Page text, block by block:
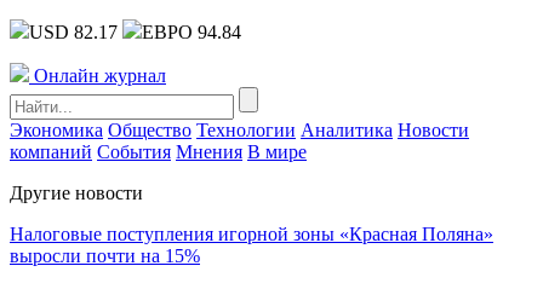
USD 82.17 ЕВРО 94.84
Онлайн журнал
Экономика Общество Технологии Аналитика Новости
компаний События Мнения В мире
Другие новости
Налоговые поступления игорной зоны «Красная Поляна»
выросли почти на 15%